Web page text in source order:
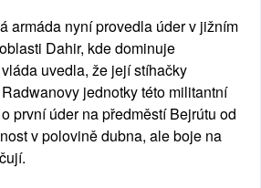
armáda nyní provedla úder v jižním
Dahir, kde dominuje
uvedla, že její stíhačky
jednotky této militantní
první úder na předměstí Bejrútu od
v polovině dubna, ale boje na